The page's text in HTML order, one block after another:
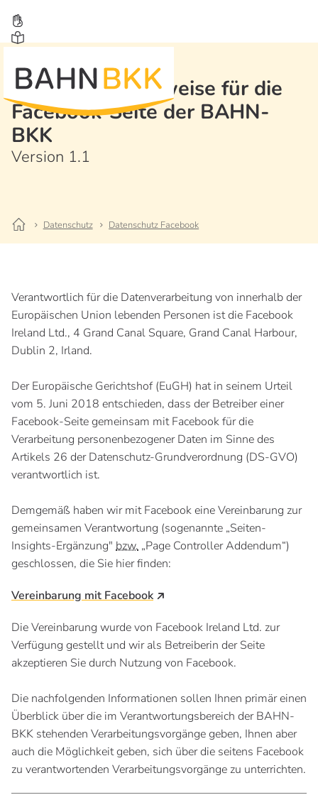
Datenschutzhinweise für die
Facebook-Seite der BAHN-
BKK
Version 1.1
Datenschutz Datenschutz Facebook
Verantwortlich für die Datenverarbeitung von innerhalb der
Europäischen Union lebenden Personen ist die Facebook
Ireland Ltd., 4 Grand Canal Square, Grand Canal Harbour,
Dublin 2, Irland.
Der Europäische Gerichtshof (EuGH) hat in seinem Urteil
vom 5. Juni 2018 entschieden, dass der Betreiber einer
Facebook-Seite gemeinsam mit Facebook für die
Verarbeitung personenbezogener Daten im Sinne des
Artikels 26 der Datenschutz-Grundverordnung (DS-GVO)
verantwortlich ist.
Demgemäß haben wir mit Facebook eine Vereinbarung zur
gemeinsamen Verantwortung (sogenannte „Seiten-
Insights-Ergänzung" bzw. „Page Controller Addendum“)
geschlossen, die Sie hier finden:
Vereinbarung mit Facebook
Die Vereinbarung wurde von Facebook Ireland Ltd. zur
Verfügung gestellt und wir als Betreiberin der Seite
akzeptieren Sie durch Nutzung von Facebook.
Die nachfolgenden Informationen sollen Ihnen primär einen
Überblick über die im Verantwortungsbereich der BAHN-
BKK stehenden Verarbeitungsvorgänge geben, Ihnen aber
auch die Möglichkeit geben, sich über die seitens Facebook
zu verantwortenden Verarbeitungsvorgänge zu unterrichten.